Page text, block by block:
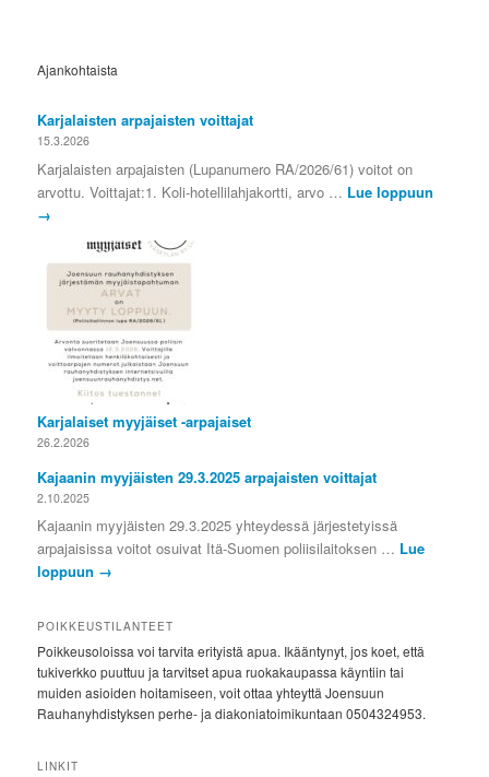
Ajankohtaista
Karjalaisten arpajaisten voittajat
15.3.2026
Karjalaisten arpajaisten (Lupanumero RA/2026/61) voitot on
arvottu. Voittajat:1. Koli-hotellilahjakortti, arvo … Lue loppuun
→
Karjalaiset myyjäiset -arpajaiset
26.2.2026
Kajaanin myyjäisten 29.3.2025 arpajaisten voittajat
2.10.2025
Kajaanin myyjäisten 29.3.2025 yhteydessä järjestetyissä
arpajaisissa voitot osuivat Itä-Suomen poliisilaitoksen … Lue
loppuun →
POIKKEUSTILANTEET
Poikkeusoloissa voi tarvita erityistä apua. Ikääntynyt, jos koet, että
tukiverkko puuttuu ja tarvitset apua ruokakaupassa käyntiin tai
muiden asioiden hoitamiseen, voit ottaa yhteyttä Joensuun
Rauhanyhdistyksen perhe- ja diakoniatoimikuntaan 0504324953.
LINKIT